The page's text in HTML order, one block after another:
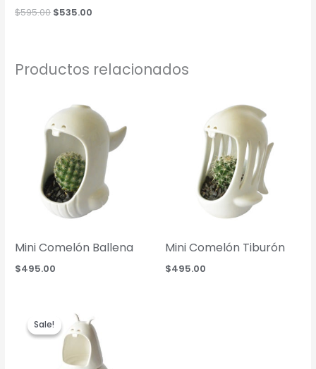
$595.00 Original
$535.00
Productos relacionados
Mini Comelón Ballena
$495.00
Mini Comelón Tiburón
$495.00
Sale!
Sale!